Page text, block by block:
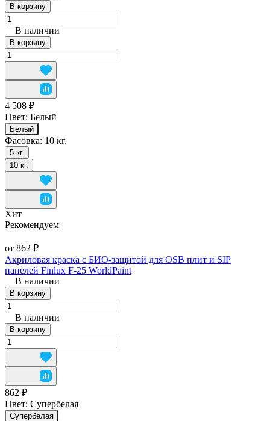
В корзину
В наличии
В корзину
4 508 ₽
Цвет: Белый
Белый
Фасовка: 10 кг.
5 кг.
10 кг.
Хит
Рекомендуем
от 862 ₽
Акриловая краска с БИО-защитой для OSB плит и SIP
панелей Finlux F-25 WorldPaint
В наличии
В корзину
В наличии
В корзину
862 ₽
Цвет: Супербелая
Супербелая